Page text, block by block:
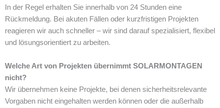
In der Regel erhalten Sie innerhalb von 24 Stunden eine
Rückmeldung. Bei akuten Fällen oder kurzfristigen Projekten
reagieren wir auch schneller – wir sind darauf spezialisiert, flexibel
und lösungsorientiert zu arbeiten.
Welche Art von Projekten übernimmt SOLARMONTAGEN
nicht?
Wir übernehmen keine Projekte, bei denen sicherheitsrelevante
Vorgaben nicht eingehalten werden können oder die außerhalb